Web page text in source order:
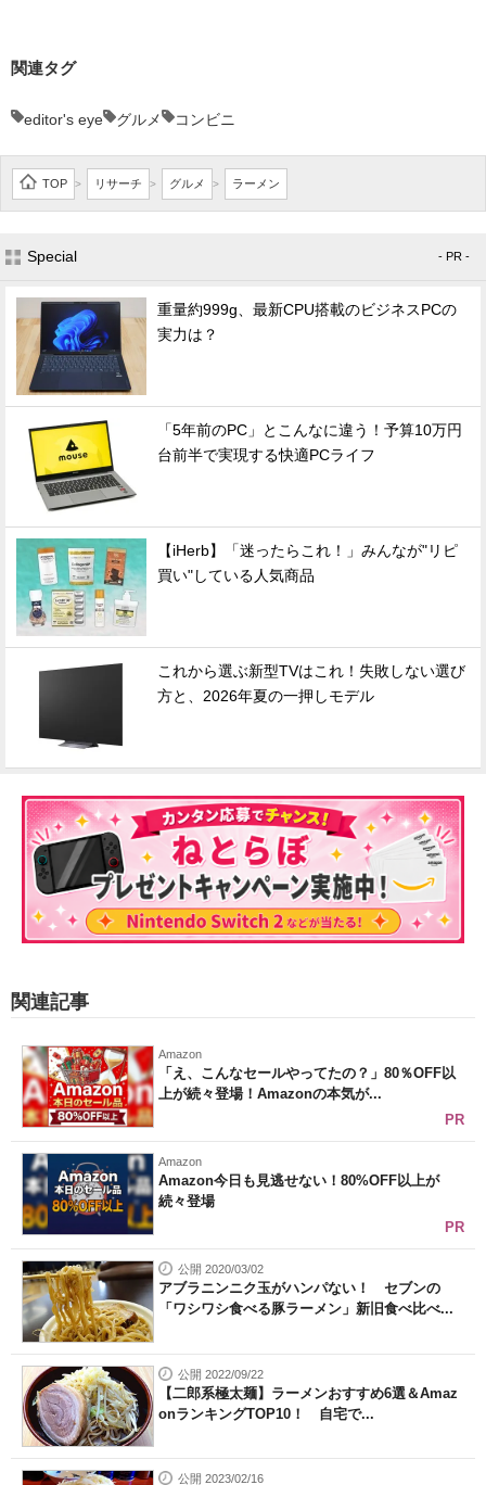
関連タグ
editor's eye グルメ コンビニ
TOP > リサーチ > グルメ > ラーメン
Special - PR -
重量約999g、最新CPU搭載のビジネスPCの
実力は？
「5年前のPC」とこんなに違う！予算10万円
台前半で実現する快適PCライフ
【iHerb】「迷ったらこれ！」みんなが"リピ
買い"している人気商品
これから選ぶ新型TVはこれ！失敗しない選び
方と、2026年夏の一押しモデル
関連記事
Amazon
「え、こんなセールやってたの？」80％OFF以
上が続々登場！Amazonの本気が...
PR
Amazon
Amazon今日も見逃せない！80%OFF以上が
続々登場
PR
公開 2020/03/02
アブラニンニク玉がハンパない！ セブンの
「ワシワシ食べる豚ラーメン」新旧食べ比べ...
公開 2022/09/22
【二郎系極太麺】ラーメンおすすめ6選＆Amaz
onランキングTOP10！ 自宅で...
公開 2023/02/16